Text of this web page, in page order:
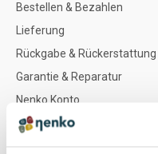
Bestellen & Bezahlen
Lieferung
Rückgabe & Rückerstattung
Garantie & Reparatur
Nenko Konto